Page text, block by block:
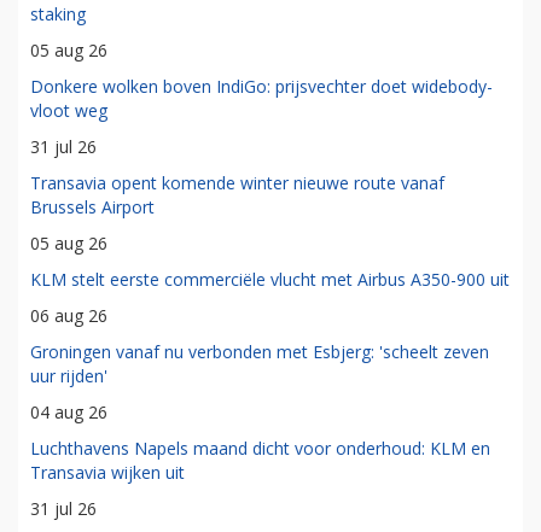
staking
05 aug 26
Donkere wolken boven IndiGo: prijsvechter doet widebody-
vloot weg
31 jul 26
Transavia opent komende winter nieuwe route vanaf
Brussels Airport
05 aug 26
KLM stelt eerste commerciële vlucht met Airbus A350-900 uit
06 aug 26
Groningen vanaf nu verbonden met Esbjerg: 'scheelt zeven
uur rijden'
04 aug 26
Luchthavens Napels maand dicht voor onderhoud: KLM en
Transavia wijken uit
31 jul 26